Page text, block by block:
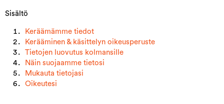
Sisältö
Keräämämme tiedot
Kerääminen & käsittelyn oikeusperuste
Tietojen luovutus kolmansille
Näin suojaamme tietosi
Mukauta tietojasi
Oikeutesi